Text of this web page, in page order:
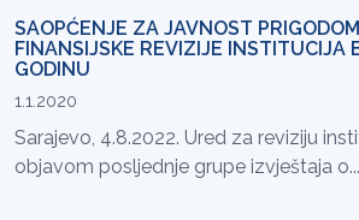
SAOPĆENJE ZA JAVNOST
FINANSIJSKE REVIZIJE INSTITUCIJA
GODINU
1.1.2020
Sarajevo, 4.8.2022. Ured za reviziju
objavom posljednje grupe izvještaja o...